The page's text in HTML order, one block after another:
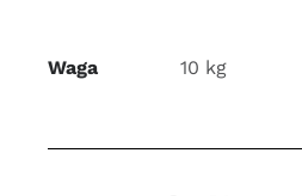
Waga 10 kg